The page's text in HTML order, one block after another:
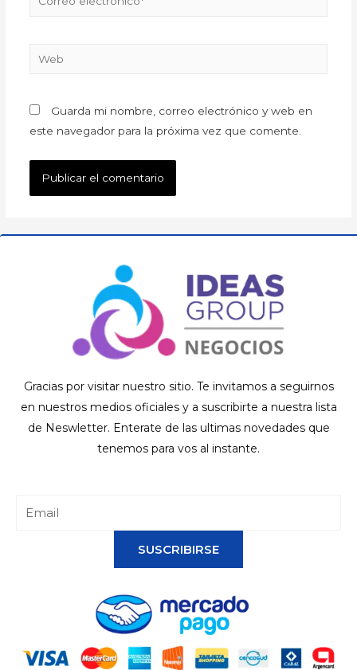
Guarda mi nombre, correo electrónico y web en
este navegador para la próxima vez que comente.
Gracias por visitar nuestro sitio. Te invitamos a seguirnos
en nuestros medios oficiales y a suscribirte a nuestra lista
de Neswletter. Enterate de las ultimas novedades que
tenemos para vos al instante.
SUSCRIBIRSE